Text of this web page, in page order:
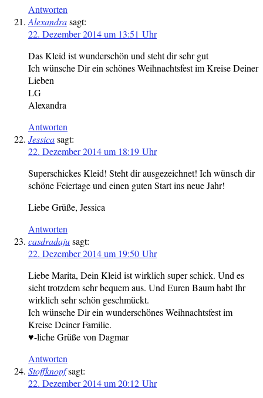
Antworten
Alexandrasagt:
22. Dezember 2014 um 13:51 Uhr
Das Kleid ist wunderschön und steht dir sehr gut
Ich wünsche Dir ein schönes Weihnachtsfest im Kreise Deiner
Lieben
LG
Alexandra
Antworten
Jessicasagt:
22. Dezember 2014 um 18:19 Uhr
Superschickes Kleid! Steht dir ausgezeichnet! Ich wünsch dir
schöne Feiertage und einen guten Start ins neue Jahr!
Liebe Grüße, Jessica
Antworten
casdradajusagt:
22. Dezember 2014 um 19:50 Uhr
Liebe Marita, Dein Kleid ist wirklich super schick. Und es
sieht trotzdem sehr bequem aus. Und Euren Baum habt Ihr
wirklich sehr schön geschmückt.
Ich wünsche Dir ein wunderschönes Weihnachtsfest im
Kreise Deiner Familie.
♥-liche Grüße von Dagmar
Antworten
Stoffknopfsagt:
22. Dezember 2014 um 20:12 Uhr